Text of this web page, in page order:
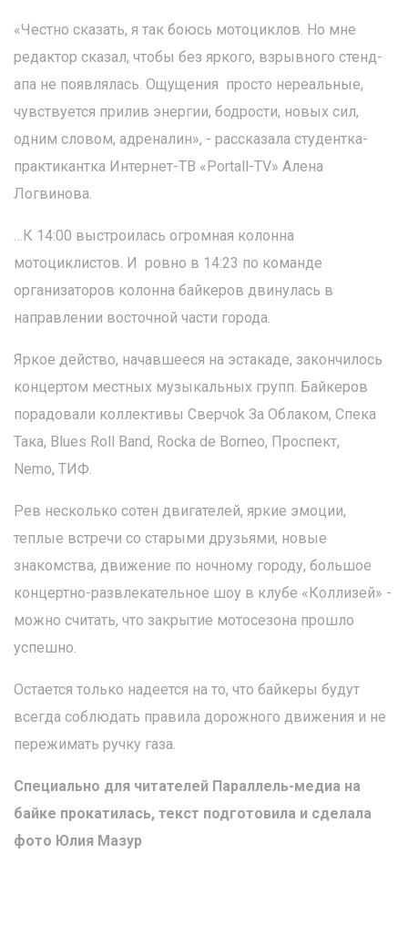
«Честно сказать, я так боюсь мотоциклов. Но мне
редактор сказал, чтобы без яркого, взрывного стенд-
апа не появлялась. Ощущения просто нереальные,
чувствуется прилив энергии, бодрости, новых сил,
одним словом, адреналин», - рассказала студентка-
практикантка Интернет-ТВ «Portall-TV» Алена
Логвинова.
…К 14:00 выстроилась огромная колонна
мотоциклистов. И ровно в 14:23 по команде
организаторов колонна байкеров двинулась в
направлении восточной части города.
Яркое действо, начавшееся на эстакаде, закончилось
концертом местных музыкальных групп. Байкеров
порадовали коллективы Сверчоk За Облаком, Спека
Така, Blues Roll Band, Rocka de Borneo, Проспект,
Nemo, ТИФ.
Рев несколько сотен двигателей, яркие эмоции,
теплые встречи со старыми друзьями, новые
знакомства, движение по ночному городу, большое
концертно-развлекательное шоу в клубе «Коллизей» -
можно считать, что закрытие мотосезона прошло
успешно.
Остается только надеется на то, что байкеры будут
всегда соблюдать правила дорожного движения и не
пережимать ручку газа.
Специально для читателей Параллель-медиа на
байке прокатилась, текст подготовила и сделала
фото Юлия Мазур